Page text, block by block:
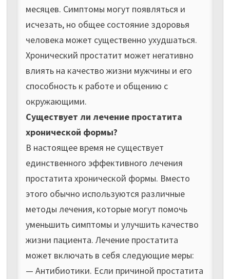
месяцев. Симптомы могут появляться и
исчезать, но общее состояние здоровья
человека может существенно ухудшаться.
Хронический простатит может негативно
влиять на качество жизни мужчины и его
способность к работе и общению с
окружающими.
Существует ли лечение простатита
хронической формы?
В настоящее время не существует
единственного эффективного лечения
простатита хронической формы. Вместо
этого обычно используются различные
методы лечения, которые могут помочь
уменьшить симптомы и улучшить качество
жизни пациента. Лечение простатита
может включать в себя следующие меры:
— Антибиотики. Если причиной простатита